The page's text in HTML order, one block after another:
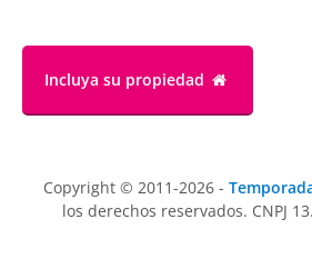
Incluya su propiedad
Copyright © 2011-2026 -
los derechos reservados. CNPJ